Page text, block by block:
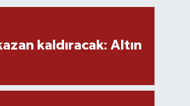
kaldıracak: Altın